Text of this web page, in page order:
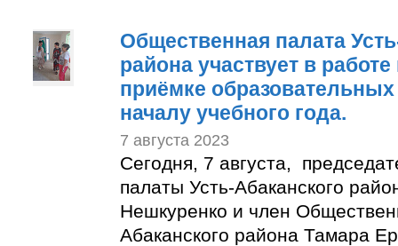
Общественная палата
района участвует в
приёмке образовательных
началу учебного года.
7 августа 2023
Сегодня, 7 августа,
палаты Усть-Абаканского
Нешкуренко и член
Абаканского района Тамара